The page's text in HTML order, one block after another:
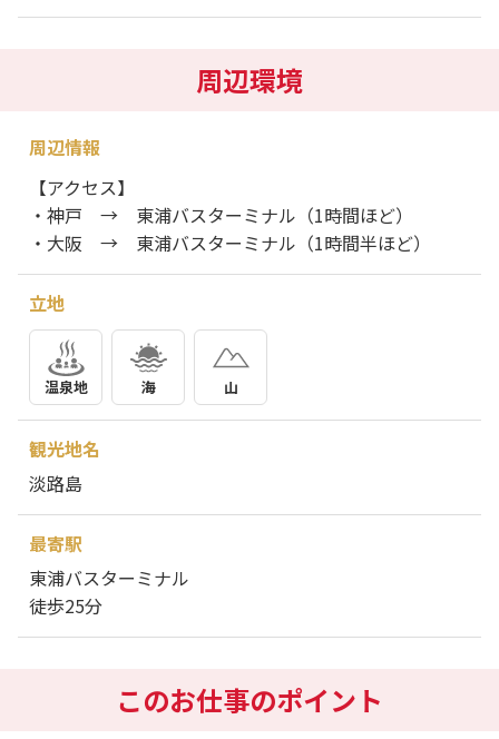
周辺環境
周辺情報
【アクセス】
・神戸 → 東浦バスターミナル（1時間ほど）
・大阪 → 東浦バスターミナル（1時間半ほど）
立地
温泉地 海 山
観光地名
淡路島
最寄駅
東浦バスターミナル
徒歩25分
このお仕事のポイント